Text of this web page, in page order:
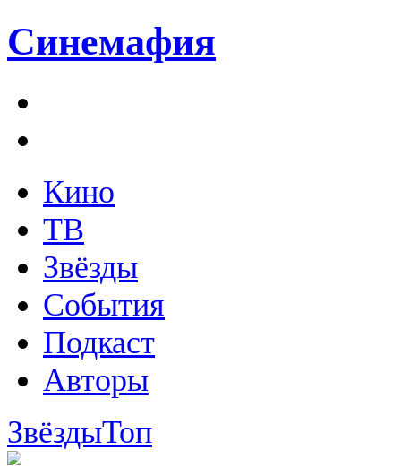
Синемафия
Кино
ТВ
Звёзды
События
Подкаст
Авторы
ЗвёздыТоп